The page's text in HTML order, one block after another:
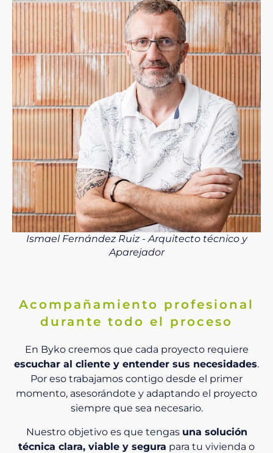
Ismael Fernández Ruiz - Arquitecto técnico y
Aparejador
Acompañamiento profesional
durante todo el proceso
En Byko creemos que cada proyecto requiere
escuchar al cliente y entender sus necesidades.
Por eso trabajamos contigo desde el primer
momento, asesorándote y adaptando el proyecto
siempre que sea necesario.
Nuestro objetivo es que tengas una solución
técnica clara, viable y segura para tu vivienda o